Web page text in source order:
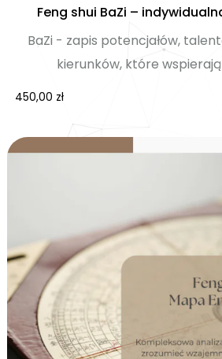
Feng shui BaZi –
BaZi - zapis potencjałów,
kierunków, które
450,00 zł